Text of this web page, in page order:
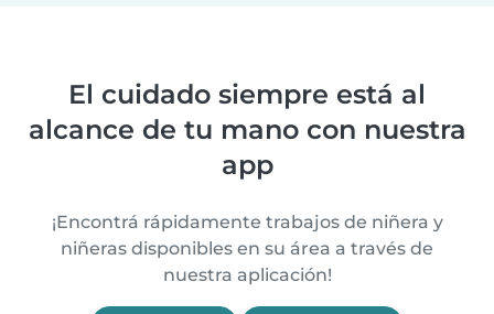
El cuidado siempre está al
alcance de tu mano con nuestra
app
¡Encontrá rápidamente trabajos de niñera y
niñeras disponibles en su área a través de
nuestra aplicación!